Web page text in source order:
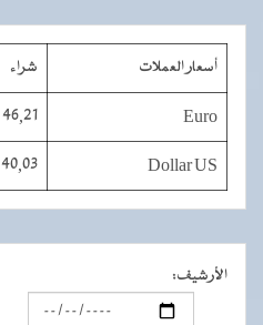
أسعار العملات شراء
Euro
46,21
Dollar US
40,03
الأرشيف: